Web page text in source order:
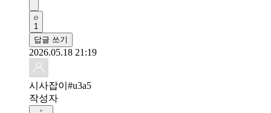
1
답글 쓰기
2026.05.18 21:19
시사잡이#u3a5
작성자